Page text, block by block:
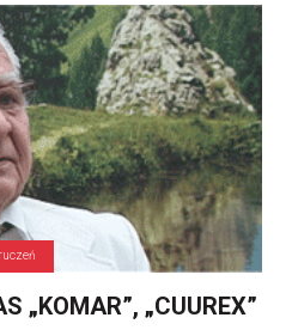
„KOMAR”, „CUUREX”